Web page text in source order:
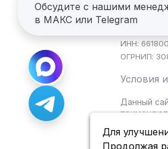
ИП
ИНН:
ОГРНИП:
Условия
Данный
Обсудите с нашими
в МАКС или Telegram
Для
Продолжая